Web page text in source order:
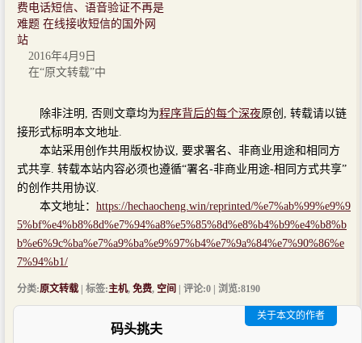
费电话短信、语音验证不再是
难题 在线接收短信的国外网
站
2016年4月9日
在“原文转载”中
除非注明, 否则文章均为程序背后的每个深夜原创, 转载请以链
接形式标明本文地址.
本站采用创作共用版权协议, 要求署名、非商业用途和相同方
式共享. 转载本站内容必须也遵循“署名-非商业用途-相同方式共享”
的创作共用协议.
本文地址： https://hechaocheng.win/reprinted/%e7%ab%99%e9%9
5%bf%e4%b8%8d%e7%94%a8%e5%85%8d%e8%b4%b9%e4%b8%b
b%e6%9c%ba%e7%a9%ba%e9%97%b4%e7%9a%84%e7%90%86%e
7%94%b1/
分类:原文转载 | 标签:主机, 免费, 空间 | 评论:0 | 浏览:8190
码头挑夫
关于本文的作者